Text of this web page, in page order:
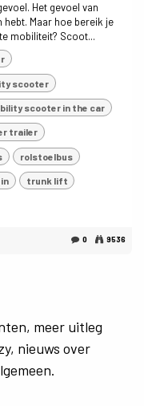
Het gevoel van
hebt. Maar hoe bereik je
mobiliteit? Scoot...
scooter
scooter in the car
trailer
rolstoelbus
trunk lift
0 9536
meer uitleg
nieuws over